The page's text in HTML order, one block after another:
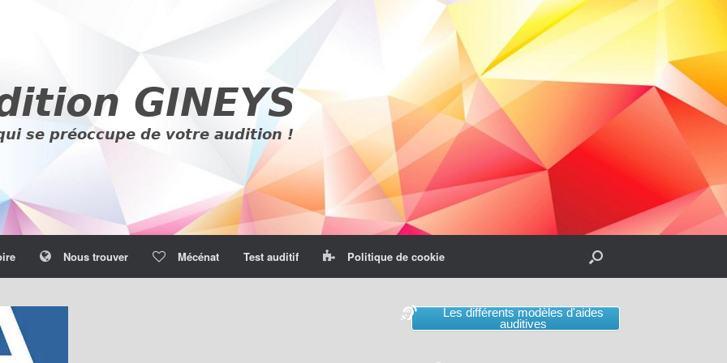
Nous trouver Mécénat Test auditif Politique de cookie
Les différents modèles d'aides
auditives